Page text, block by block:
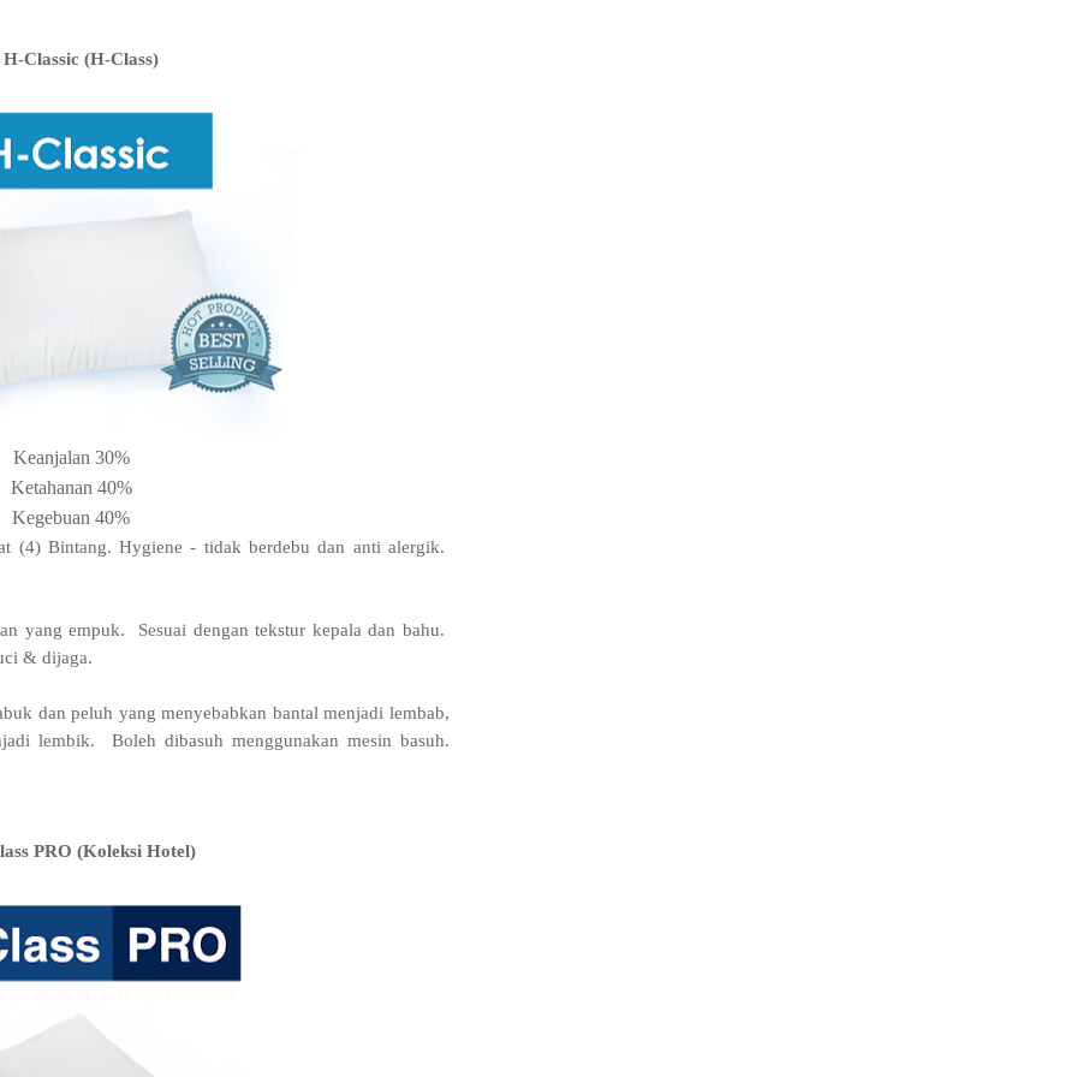
H-Classic (H-Class)
Keanjalan 30%
Ketahanan 40%
Kegebuan 40%
(4) Bintang. Hygiene - tidak berdebu dan anti alergik.
yang empuk. Sesuai dengan tekstur kepala dan bahu.
& dijaga.
dan peluh yang menyebabkan bantal menjadi lembab,
lembik. Boleh dibasuh menggunakan mesin basuh.
PRO (Koleksi Hotel)